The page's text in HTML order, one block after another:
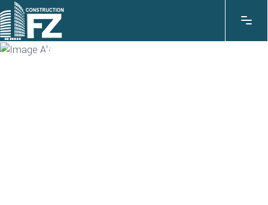
APARTAMENTI 1